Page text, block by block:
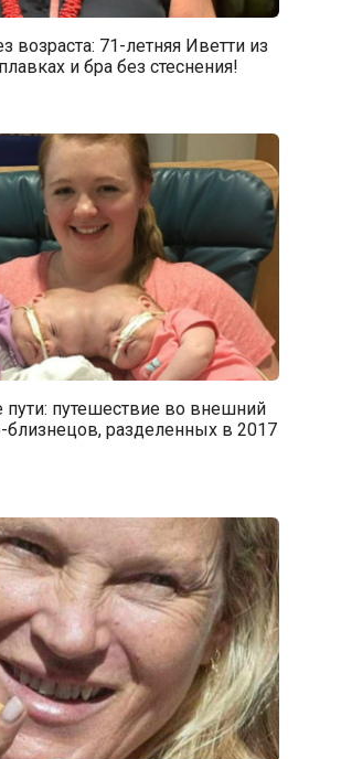
возраста: 71-летняя Иветти из
и бра без стеснения!
путешествие во внешний
близнецов, разделенных в 2017